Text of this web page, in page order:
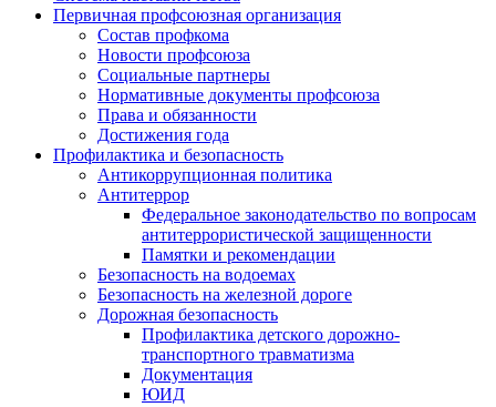
Первичная профсоюзная организация
Состав профкома
Новости профсоюза
Социальные партнеры
Нормативные документы профсоюза
Права и обязанности
Достижения года
Профилактика и безопасность
Антикоррупционная политика
Антитеррор
Федеральное законодательство по вопросам
антитеррористической защищенности
Памятки и рекомендации
Безопасность на водоемах
Безопасность на железной дороге
Дорожная безопасность
Профилактика детского дорожно-
транспортного травматизма
Документация
ЮИД